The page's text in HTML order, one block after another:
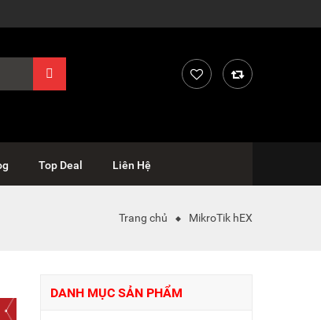
Top Deal Liên Hệ
Trang chủ MikroTik hEX
DANH MỤC SẢN PHẨM